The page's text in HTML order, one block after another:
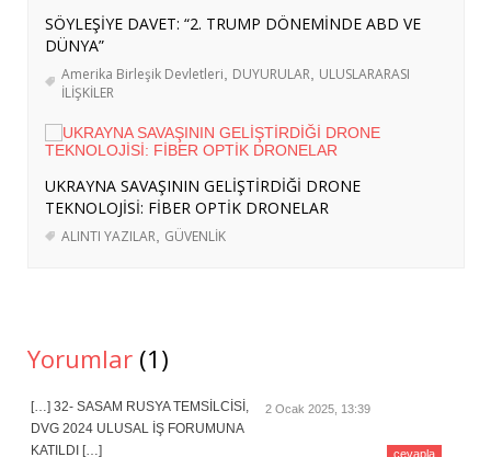
ERASMUS+ PROJEMİZ KAPSAMINDA
ALMANYA’YA İŞBAŞI GÖZLEM
HAREKETLİLİĞİ GERÇEKLEŞTİRİLDİ- 3
İRAN’A YÖNELİK OLASI BİR KARA
VE KOMŞU ÜLKELERE YÜKLENEBİLECEK
ROLLER - 3 Ağustos 2026
SASAM’DAN ERASMUS+ KAPSAMINDA
İSVEÇ’E HAZIRLIK ZİYARETİ- 27 Temmuz
2026
SÖYLEŞİYE DAVET: “2. TRUMP DÖNEMİNDE ABD VE
DÜNYA”
Amerika Birleşik Devletleri DUYURULAR ULUSLARARASI
İLİŞKİLER
UKRAYNA SAVAŞININ GELİŞTİRDİĞİ DRONE
TEKNOLOJİSİ: FİBER OPTİK DRONELAR
ALINTI YAZILAR GÜVENLİK
Yorumlar (1)
2 Ocak 2025, 13:39
[…] 32- SASAM RUSYA TEMSİLCİSİ,
DVG 2024 ULUSAL İŞ FORUMUNA
KATILDI […]
cevapla